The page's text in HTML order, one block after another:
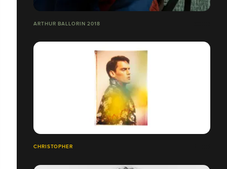
ARTHUR BALLORIN 2018
CHRISTOPHER